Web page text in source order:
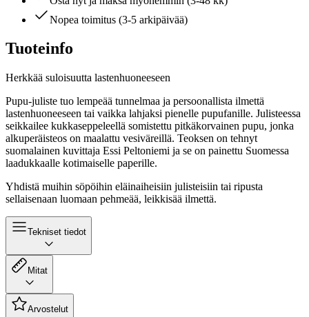
Nopea toimitus (3-5 arkipäivää)
Tuoteinfo
Herkkää suloisuutta lastenhuoneeseen
Pupu-juliste tuo lempeää tunnelmaa ja persoonallista ilmettä
lastenhuoneeseen tai vaikka lahjaksi pienelle pupufanille. Julisteessa
seikkailee kukkaseppeleellä somistettu pitkäkorvainen pupu, jonka
alkuperäisteos on maalattu vesiväreillä. Teoksen on tehnyt
suomalainen kuvittaja Essi Peltoniemi ja se on painettu Suomessa
laadukkaalle kotimaiselle paperille.
Yhdistä muihin söpöihin eläinaiheisiin julisteisiin tai ripusta
sellaisenaan luomaan pehmeää, leikkisää ilmettä.
Tekniset tiedot
Mitat
Arvostelut